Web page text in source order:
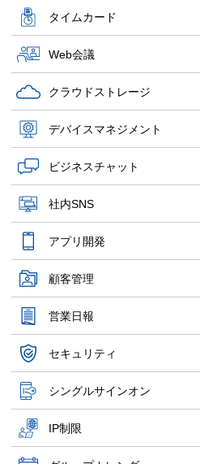
タイムカード
Web会議
クラウドストレージ
デバイスマネジメント
ビジネスチャット
社内SNS
アプリ開発
顧客管理
営業日報
セキュリティ
シングルサインオン
IP制限